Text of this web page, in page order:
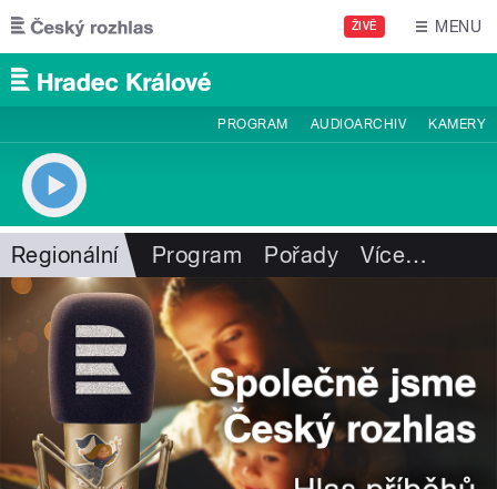
Přejít k hlavnímu obsahu
ŽIVĚ MENU
PROGRAM AUDIOARCHIV KAMERY
Regionální Program Pořady Více…